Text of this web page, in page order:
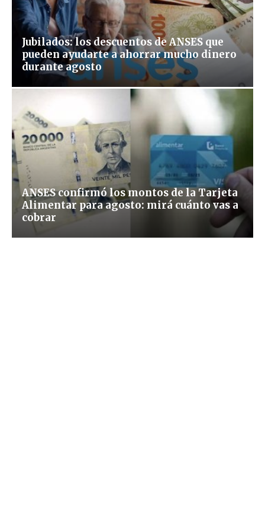
Jubilados: los descuentos de ANSES que
pueden ayudarte a ahorrar mucho dinero
durante agosto
ANSES confirmó los montos de la Tarjeta
Alimentar para agosto: mirá cuánto vas a
cobrar